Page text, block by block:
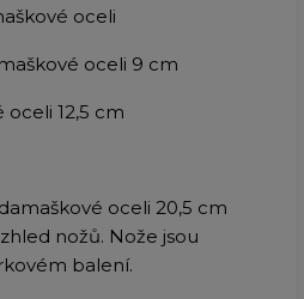
oceli
oceli 9 cm
oceli 12,5 cm
oceli 20,5 cm
nožů. Nože jsou
balení.